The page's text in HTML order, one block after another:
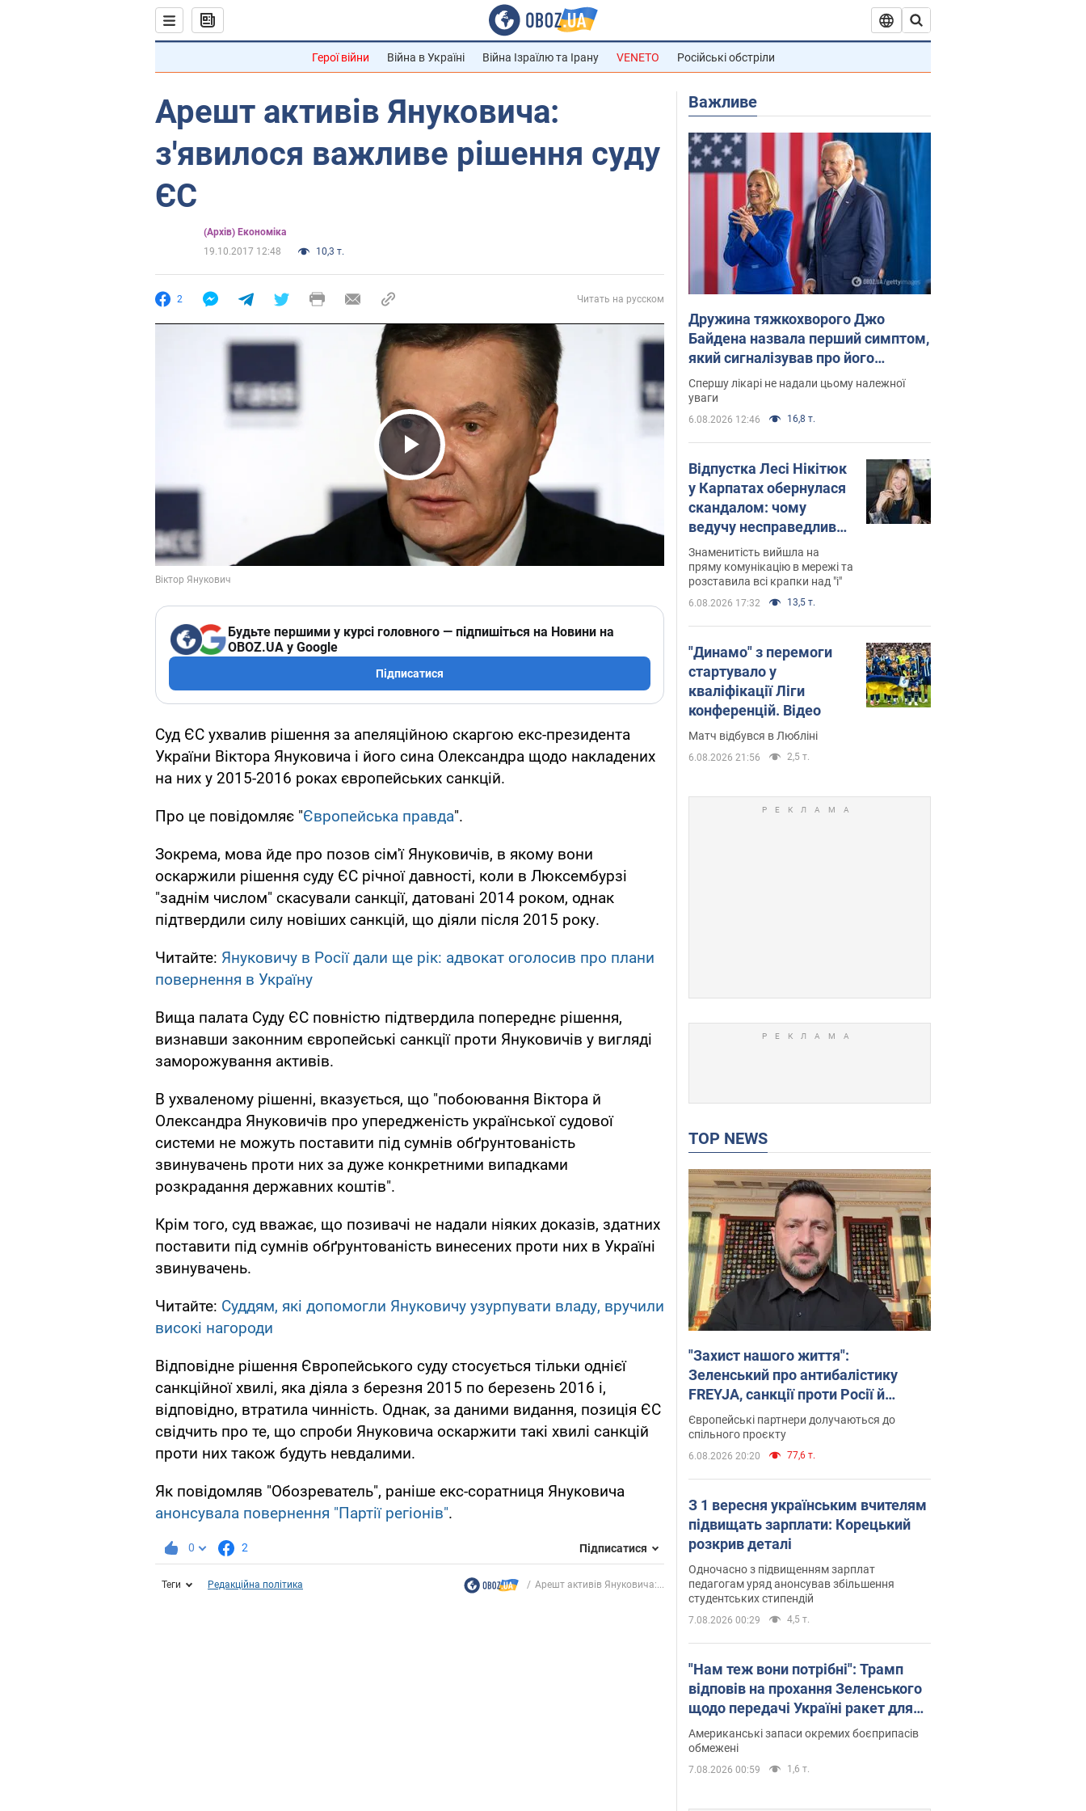
Герої війни Війна в Україні Війна Ізраїлю та Ірану VENETO Російські обстріли
Арешт активів Януковича:
з'явилося важливе рішення суду
ЄС
(Архів) Економіка
19.10.2017 12:48
10,3 т.
2 Читать на русском
Play Video
Будьте першими у курсі головного — підпишіться на Новини на
OBOZ.UA у Google
Підписатися
Суд ЄС ухвалив рішення за апеляційною скаргою екс-президента
України Віктора Януковича і його сина Олександра щодо накладених
на них у 2015-2016 роках європейських санкцій.
Про це повідомляє "Європейська правда".
Зокрема, мова йде про позов сім'ї Януковичів, в якому вони
оскаржили рішення суду ЄС річної давності, коли в Люксембурзі
"заднім числом" скасували санкції, датовані 2014 роком, однак
підтвердили силу новіших санкцій, що діяли після 2015 року.
Читайте: Януковичу в Росії дали ще рік: адвокат оголосив про плани
повернення в Україну
Вища палата Суду ЄС повністю підтвердила попереднє рішення,
визнавши законним європейські санкції проти Януковичів у вигляді
заморожування активів.
В ухваленому рішенні, вказується, що "побоювання Віктора й
Олександра Януковичів про упередженість української судової
системи не можуть поставити під сумнів обґрунтованість
звинувачень проти них за дуже конкретними випадками
розкрадання державних коштів".
Крім того, суд вважає, що позивачі не надали ніяких доказів, здатних
поставити під сумнів обґрунтованість винесених проти них в Україні
звинувачень.
Читайте: Суддям, які допомогли Януковичу узурпувати владу, вручили
високі нагороди
Відповідне рішення Європейського суду стосується тільки однієї
санкційної хвилі, яка діяла з березня 2015 по березень 2016 і,
відповідно, втратила чинність. Однак, за даними видання, позиція ЄС
свідчить про те, що спроби Януковича оскаржити такі хвилі санкцій
проти них також будуть невдалими.
Як повідомляв "Обозреватель", раніше екс-соратниця Януковича
анонсувала повернення "Партії регіонів".
0 2 Підписатися
Теги Редакційна політика Арешт активів Януковича:...
Важливе
Дружина тяжкохворого Джо
Байдена назвала перший симптом,
який сигналізував про його
"агресивний" рак
Спершу лікарі не надали цьому належної
уваги
6.08.2026 12:46 16,8 т.
Відпустка Лесі Нікітюк
у Карпатах обернулася
скандалом: чому
ведучу несправедливо
захейтили
Знаменитість вийшла на
пряму комунікацію в мережі та
розставила всі крапки над "і"
6.08.2026 17:32 13,5 т.
"Динамо" з перемоги
стартувало у
кваліфікації Ліги
конференцій. Відео
Матч відбувся в Любліні
6.08.2026 21:56 2,5 т.
TOP NEWS
"Захист нашого життя":
Зеленський про антибалістику
FREYJA, санкції проти Росії й
підтримку аграріїв. Відео
Європейські партнери долучаються до
спільного проєкту
6.08.2026 20:20 77,6 т.
З 1 вересня українським вчителям
підвищать зарплати: Корецький
розкрив деталі
Одночасно з підвищенням зарплат
педагогам уряд анонсував збільшення
студентських стипендій
7.08.2026 00:29 4,5 т.
"Нам теж вони потрібні": Трамп
відповів на прохання Зеленського
щодо передачі Україні ракет для
Patriot
Американські запаси окремих боєприпасів
обмежені
7.08.2026 00:59 1,6 т.